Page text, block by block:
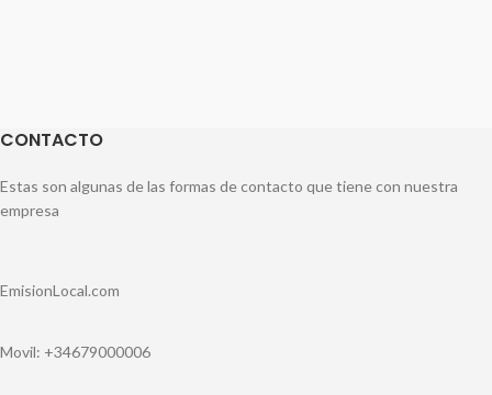
CONTACTO
Estas son algunas de las formas de contacto que tiene con nuestra
empresa
EmisionLocal.com
Movil: +34679000006